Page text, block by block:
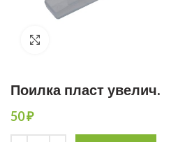
Поилка пласт увелич.
50₽